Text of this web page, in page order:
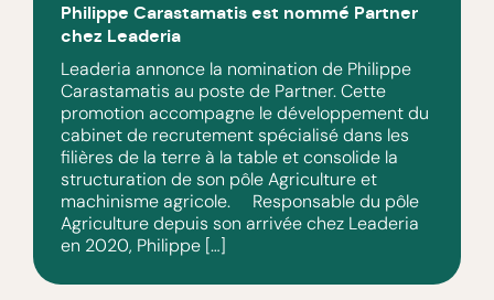
Philippe Carastamatis est nommé Partner
chez Leaderia
Leaderia annonce la nomination de Philippe
Carastamatis au poste de Partner. Cette
promotion accompagne le développement du
cabinet de recrutement spécialisé dans les
filières de la terre à la table et consolide la
structuration de son pôle Agriculture et
machinisme agricole. Responsable du pôle
Agriculture depuis son arrivée chez Leaderia
en 2020, Philippe […]